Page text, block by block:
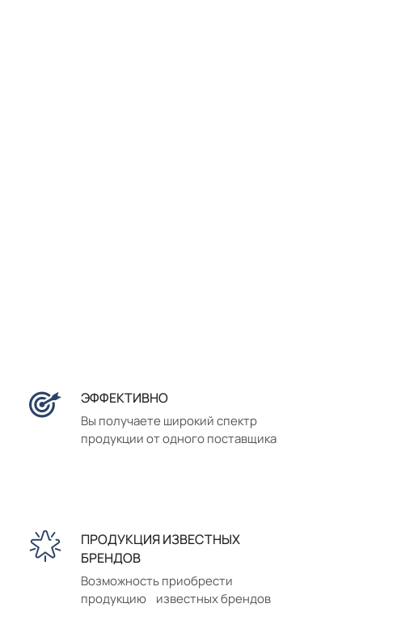
ЭФФЕКТИВНО
Вы получаете широкий спектр
продукции от одного поставщика
ПРОДУКЦИЯ ИЗВЕСТНЫХ
БРЕНДОВ
Возможность приобрести
продукцию известных брендов